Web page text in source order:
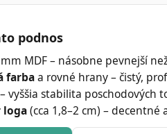
podnos
MDF – násobne pevnejší
farbaa rovné hrany – čistý,
– vyššia stabilita poschodových
loga(cca 1,8–2 cm) – decentné